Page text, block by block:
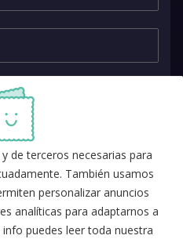
lostérminos y condiciones de
de terceros necesarias para
También usamos
personalizar anuncios
analíticas para adaptarnos a
puedes leer toda nuestra